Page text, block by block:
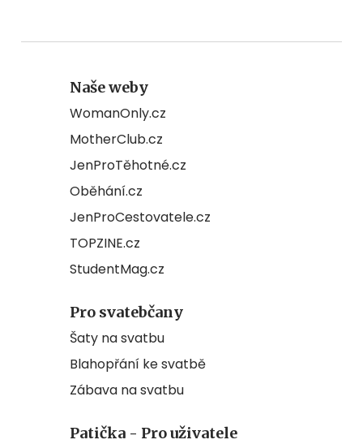
Naše weby
WomanOnly.cz
MotherClub.cz
JenProTěhotné.cz
Oběhání.cz
JenProCestovatele.cz
TOPZINE.cz
StudentMag.cz
Pro svatebčany
Šaty na svatbu
Blahopřání ke svatbě
Zábava na svatbu
Patička - Pro uživatele